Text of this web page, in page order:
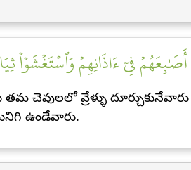
فِيٓ ءَاذَانِهِمۡ وَٱسۡتَغۡشَوۡاْ
చెవులలో వ్రేళ్ళు
ఉండేవారు.